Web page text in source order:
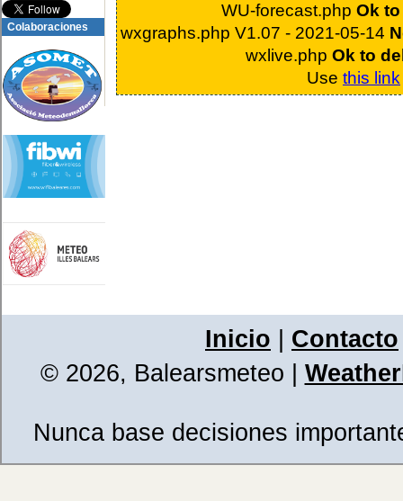
Colaboraciones
WU-forecast.php Ok
wxgraphs.php V1.07 - 2021-05-14
wxlive.php Ok to
Use this link
Inicio
Contacto
© 2026, Balearsmeteo
Nunca base decisiones